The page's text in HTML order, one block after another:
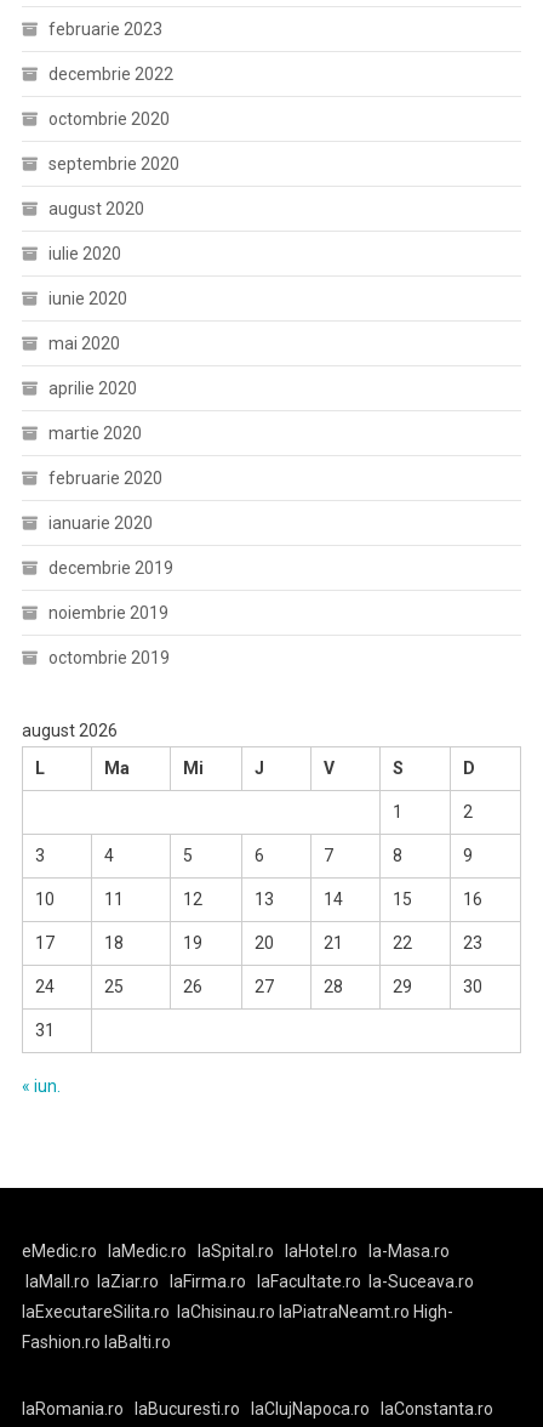
februarie 2023
decembrie 2022
octombrie 2020
septembrie 2020
august 2020
iulie 2020
iunie 2020
mai 2020
aprilie 2020
martie 2020
februarie 2020
ianuarie 2020
decembrie 2019
noiembrie 2019
octombrie 2019
august 2026
L
Ma Mi J V S D
1 2
3 4 5 6 7 8 9
10 11 12 13 14 15 16
17 18 19 20 21 22 23
24 25 26 27 28 29 30
31
« iun.
eMedic.ro laMedic.ro laSpital.ro laHotel.ro
la-Masa.ro
laMall.ro
laZiar.ro laFirma.ro laFacultate.ro
la-Suceava.ro
laExecutareSilita.ro
laChisinau.ro laPiatraNeamt.ro High-
Fashion.ro laBalti.ro
laRomania.ro laBucuresti.ro laClujNapoca.ro laConstanta.ro